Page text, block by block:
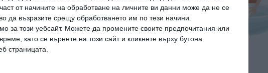
от начините на обработване на личните ви данни може да не се
да възразите срещу обработването им по тези начини.
за този уебсайт. Можете да промените своите предпочитания или
като се върнете на този сайт и кликнете върху бутона
страницата.